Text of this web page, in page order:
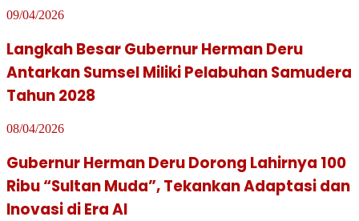
09/04/2026
Langkah Besar Gubernur Herman Deru
Antarkan Sumsel Miliki Pelabuhan Samudera
Tahun 2028
08/04/2026
Gubernur Herman Deru Dorong Lahirnya 100
Ribu “Sultan Muda”, Tekankan Adaptasi dan
Inovasi di Era AI